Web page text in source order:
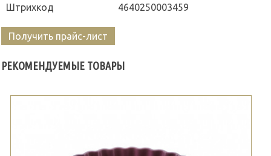
Штрихкод
4640250003459
Получить прайс-лист
РЕКОМЕНДУЕМЫЕ ТОВАРЫ